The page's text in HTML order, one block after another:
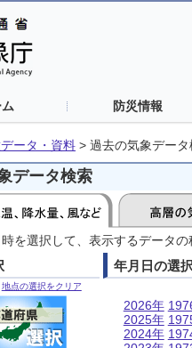
防災情報
ータ・資料 > 過去の気象データ
データ検索
を選択して、表示するデータの
地点の選択をクリア
年月日の選択
2026年
2025年
2024年